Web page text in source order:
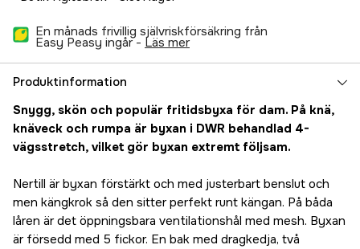
899 kr
899 kr
899 kr
Tillfälligt slut
48
899 kr
Tillfälligt slut
899 kr
Tillfälligt slut
En månads frivillig självriskförsäkring från
Easy Peasy ingår - läs mer
Produktinformation
Snygg, skön och populär fritidsbyxa för dam. På knä,
knäveck och rumpa är byxan i DWR behandlad 4-
vägsstretch, vilket gör byxan extremt följsam.
Nertill är byxan förstärkt och med justerbart benslut och
men kängkrok så den sitter perfekt runt kängan. På båda
låren är det öppningsbara ventilationshål med mesh. Byxan
är försedd med 5 fickor. En bak med dragkedja, två